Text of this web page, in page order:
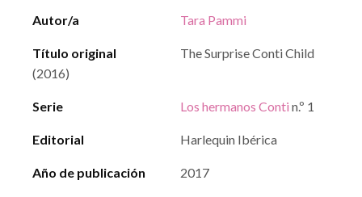
Autor/a Tara Pammi
Título original
The Surprise Conti Child
(2016)
Serie Los hermanos Conti n.º 1
Editorial Harlequin Ibérica
Año de publicación 2017